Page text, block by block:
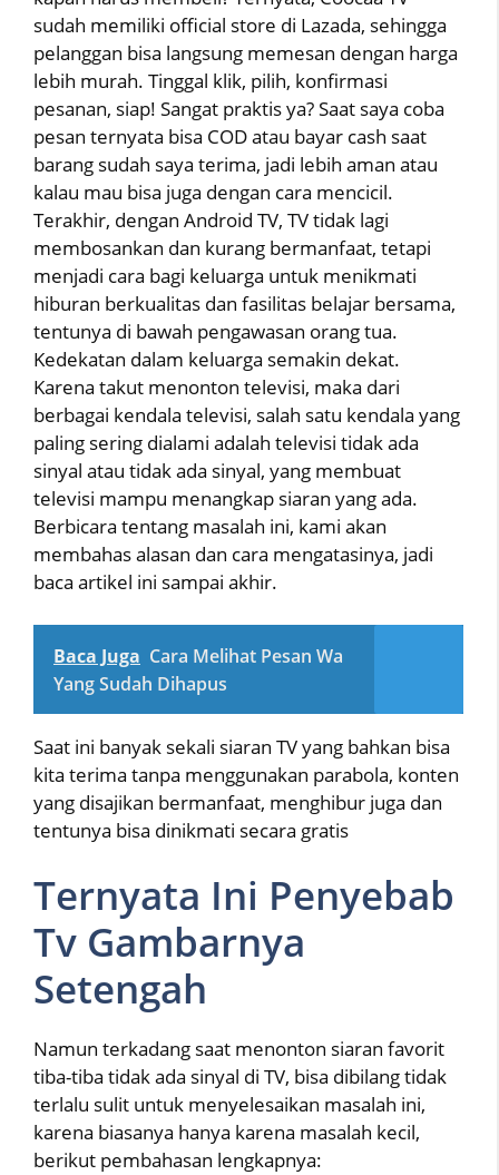
sudah memiliki official store di Lazada, sehingga
pelanggan bisa langsung memesan dengan harga
lebih murah. Tinggal klik, pilih, konfirmasi
pesanan, siap! Sangat praktis ya? Saat saya coba
pesan ternyata bisa COD atau bayar cash saat
barang sudah saya terima, jadi lebih aman atau
kalau mau bisa juga dengan cara mencicil.
Terakhir, dengan Android TV, TV tidak lagi
membosankan dan kurang bermanfaat, tetapi
menjadi cara bagi keluarga untuk menikmati
hiburan berkualitas dan fasilitas belajar bersama,
tentunya di bawah pengawasan orang tua.
Kedekatan dalam keluarga semakin dekat.
Karena takut menonton televisi, maka dari
berbagai kendala televisi, salah satu kendala yang
paling sering dialami adalah televisi tidak ada
sinyal atau tidak ada sinyal, yang membuat
televisi mampu menangkap siaran yang ada.
Berbicara tentang masalah ini, kami akan
membahas alasan dan cara mengatasinya, jadi
baca artikel ini sampai akhir.
Baca Juga Cara Melihat Pesan Wa
Yang Sudah Dihapus
Saat ini banyak sekali siaran TV yang bahkan bisa
kita terima tanpa menggunakan parabola, konten
yang disajikan bermanfaat, menghibur juga dan
tentunya bisa dinikmati secara gratis
Ternyata Ini Penyebab
Tv Gambarnya
Setengah
Namun terkadang saat menonton siaran favorit
tiba-tiba tidak ada sinyal di TV, bisa dibilang tidak
terlalu sulit untuk menyelesaikan masalah ini,
karena biasanya hanya karena masalah kecil,
berikut pembahasan lengkapnya: